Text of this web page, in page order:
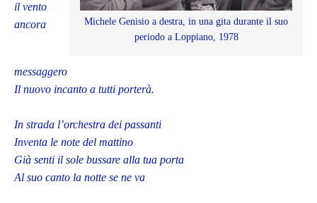
Michele Genisio a destra, in una gita durante il suo
periodo a Loppiano, 1978
il vento
ancora
messaggero
Il nuovo incanto a tutti porterà.
In strada l’orchestra dei passanti
Inventa le note del mattino
Già senti il sole bussare alla tua porta
Al suo canto la notte se ne va